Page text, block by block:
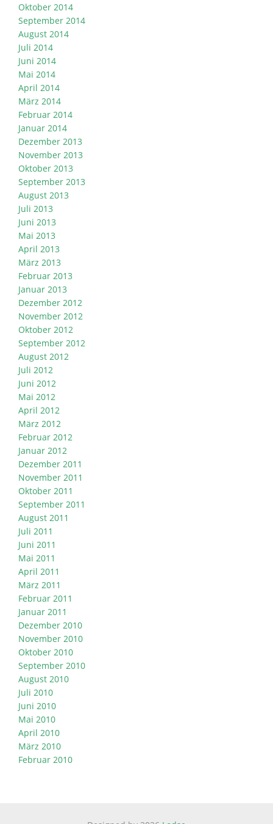
Oktober 2014
September 2014
August 2014
Juli 2014
Juni 2014
Mai 2014
April 2014
März 2014
Februar 2014
Januar 2014
Dezember 2013
November 2013
Oktober 2013
September 2013
August 2013
Juli 2013
Juni 2013
Mai 2013
April 2013
März 2013
Februar 2013
Januar 2013
Dezember 2012
November 2012
Oktober 2012
September 2012
August 2012
Juli 2012
Juni 2012
Mai 2012
April 2012
März 2012
Februar 2012
Januar 2012
Dezember 2011
November 2011
Oktober 2011
September 2011
August 2011
Juli 2011
Juni 2011
Mai 2011
April 2011
März 2011
Februar 2011
Januar 2011
Dezember 2010
November 2010
Oktober 2010
September 2010
August 2010
Juli 2010
Juni 2010
Mai 2010
April 2010
März 2010
Februar 2010